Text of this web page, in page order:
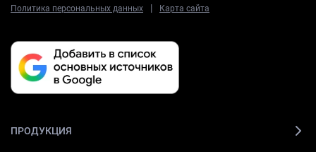
Политика персональных данных | Карта сайта
ПРОДУКЦИЯ